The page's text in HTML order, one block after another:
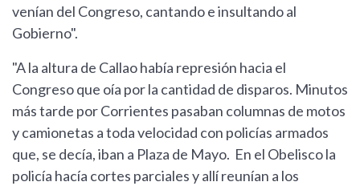
venían del Congreso, cantando e insultando al
Gobierno".
"A la altura de Callao había represión hacia el
Congreso que oía por la cantidad de disparos. Minutos
más tarde por Corrientes pasaban columnas de motos
y camionetas a toda velocidad con policías armados
que, se decía, iban a Plaza de Mayo. En el Obelisco la
policía hacía cortes parciales y allí reunían a los